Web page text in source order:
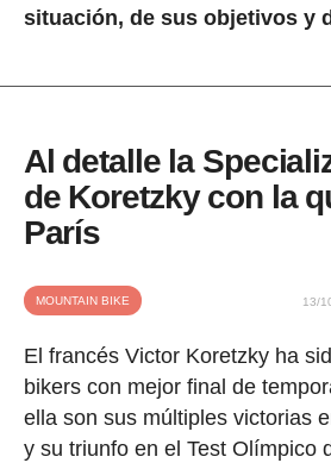
situación, de sus objetivos y
Al detalle la
de Koretzky con la
París
MOUNTAIN BIKE 13/
El francés Victor Koretzky ha
bikers con mejor final de
ella son sus múltiples victorias
y su triunfo en el Test Olímpico